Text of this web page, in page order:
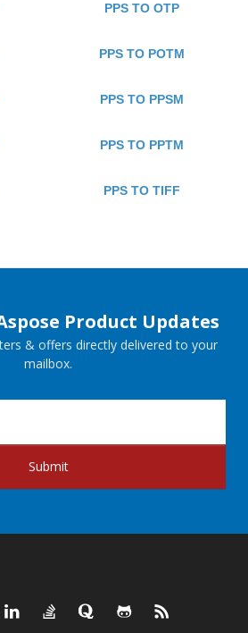
PPS TO OTP
PPS TO POTM
PPS TO PPSM
PPS TO PPTM
PPS TO TIFF
Product Updates
& offers directly delivered to your
mailbox.
Submit